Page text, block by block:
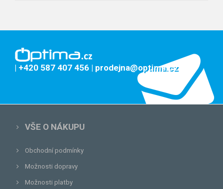
| +420 587 407 456 | prodejna@optima.cz
VŠE O NÁKUPU
Obchodní podmínky
Možnosti dopravy
Možnosti platby